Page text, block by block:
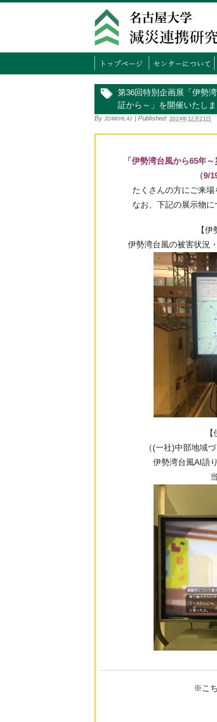
ト
第36回特別企画展「伊勢
証から～」を開催いたし
By JDM0HL4J Published: 2024年12月21日
「伊勢湾台風から65年
（9/
たくさんの方にご来
なお、下記の展示物
【
伊勢湾台風の被害状況
（(一社)中部地域
伊勢湾台風AI語
※こ